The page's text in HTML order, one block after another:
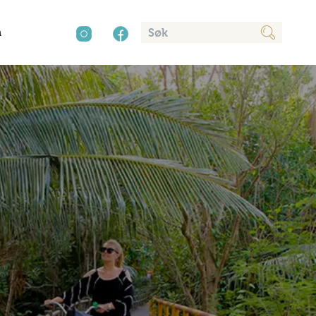
Kultur Mat og drikke Natur
Trender Vinter
Sør-Amerika
Presse Annonsere